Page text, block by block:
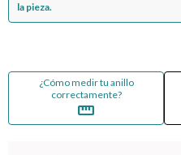
la pieza.
¿Cómo medir tu anillo
correctamente?
straighten